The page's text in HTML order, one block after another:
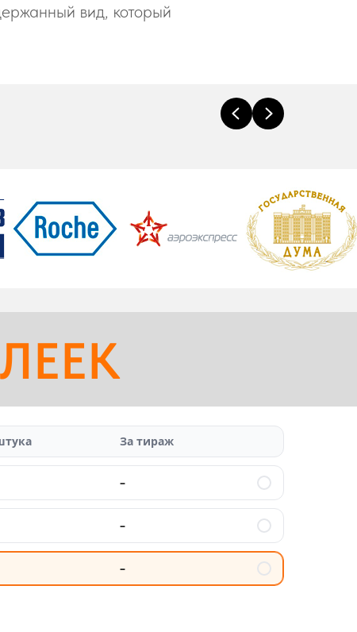
вид, который
За тираж
–
–
–